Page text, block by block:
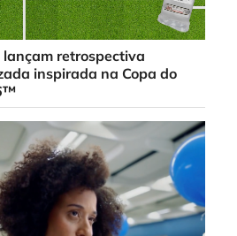
retrospectiva
inspirada na Copa do